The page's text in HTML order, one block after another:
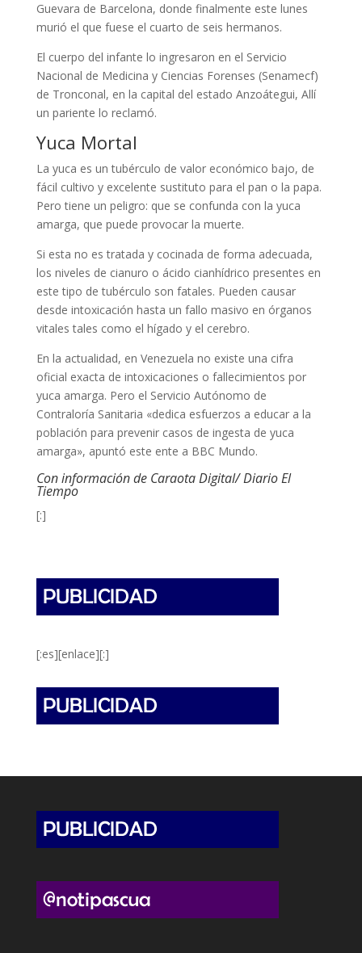
Guevara de Barcelona, donde finalmente este lunes
murió el que fuese el cuarto de seis hermanos.
El cuerpo del infante lo ingresaron en el Servicio
Nacional de Medicina y Ciencias Forenses (Senamecf)
de Tronconal, en la capital del estado Anzoátegui, Allí
un pariente lo reclamó.
Yuca Mortal
La yuca es un tubérculo de valor económico bajo, de
fácil cultivo y excelente sustituto para el pan o la papa.
Pero tiene un peligro: que se confunda con la yuca
amarga, que puede provocar la muerte.
Si esta no es tratada y cocinada de forma adecuada,
los niveles de cianuro o ácido cianhídrico presentes en
este tipo de tubérculo son fatales. Pueden causar
desde intoxicación hasta un fallo masivo en órganos
vitales tales como el hígado y el cerebro.
En la actualidad, en Venezuela no existe una cifra
oficial exacta de intoxicaciones o fallecimientos por
yuca amarga. Pero el Servicio Autónomo de
Contraloría Sanitaria «dedica esfuerzos a educar a la
población para prevenir casos de ingesta de yuca
amarga», apuntó este ente a BBC Mundo.
Con información de Caraota Digital/ Diario El
Tiempo
[:]
[:es][enlace][:]